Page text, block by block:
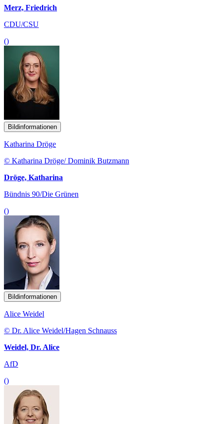
Merz, Friedrich
CDU/CSU
()
Bildinformationen
Katharina Dröge
© Katharina Dröge/ Dominik Butzmann
Dröge, Katharina
Bündnis 90/Die Grünen
()
Bildinformationen
Alice Weidel
© Dr. Alice Weidel/Hagen Schnauss
Weidel, Dr. Alice
AfD
()